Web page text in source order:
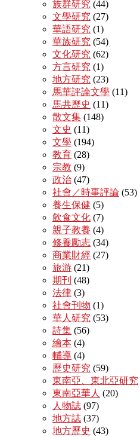
族群研究 (44)
文學研究 (27)
華語研究 (1)
華族研究 (54)
文化研究 (62)
方言研究 (1)
地方研究 (23)
馬華評論文學 (11)
馬共歷史 (11)
散文集 (148)
文史 (11)
文學 (194)
教育 (28)
宗教 (9)
政治 (47)
社會／時事評論 (53)
養生保健 (5)
飲食文化 (7)
親子教養 (4)
修養勵志 (34)
商業財經 (27)
旅游 (21)
期刊 (48)
法律 (3)
社會刊物 (1)
華人研究 (53)
詩集 (56)
繪本 (4)
輔導 (4)
歷史研究 (59)
東南亞、東北亞研究
東南亞華人 (20)
人物誌 (97)
地方誌 (37)
地方歷史 (43)